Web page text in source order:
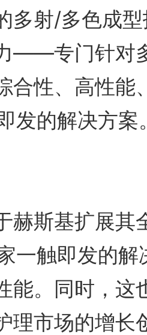
多射/多色成型
——专门针对
合性、高性能
的解决方案。
斯基扩展其
一触即发的解
能。同时，这
理市场的增长